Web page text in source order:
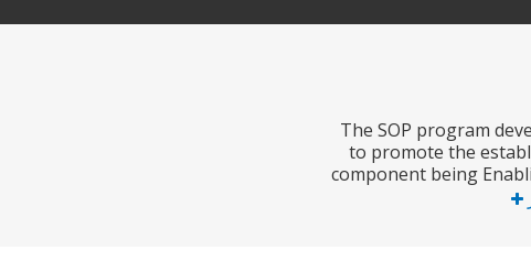
The SOP program
to promote the
component being